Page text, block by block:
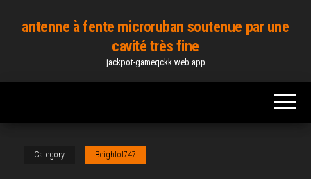
antenne à fente microruban soutenue par une
cavité très fine
jackpot-gameqckk.web.app
Category Beightol747